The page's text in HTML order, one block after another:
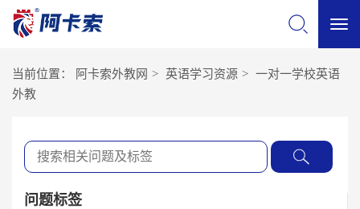
当前位置： 阿卡索外教网 > 英语学习资源 > 一对一学校英语
外教
问题标签